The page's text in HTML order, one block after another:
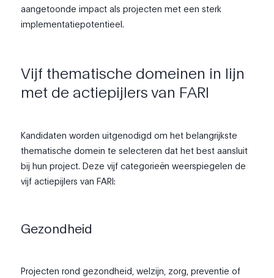
aangetoonde impact als projecten met een sterk
implementatiepotentieel.
Vijf thematische domeinen in lijn
met de actiepijlers van FARI
Kandidaten worden uitgenodigd om het belangrijkste
thematische domein te selecteren dat het best aansluit
bij hun project. Deze vijf categorieën weerspiegelen de
vijf actiepijlers van FARI:
Gezondheid
Projecten rond gezondheid, welzijn, zorg, preventie of